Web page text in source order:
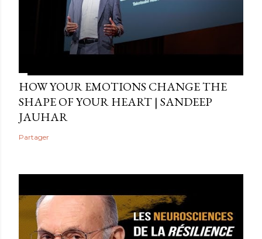
HOW YOUR EMOTIONS CHANGE THE
SHAPE OF YOUR HEART | SANDEEP
JAUHAR
Partager